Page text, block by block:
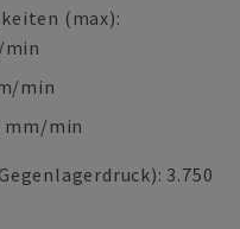
(max):
min
min
mm/min
3.750